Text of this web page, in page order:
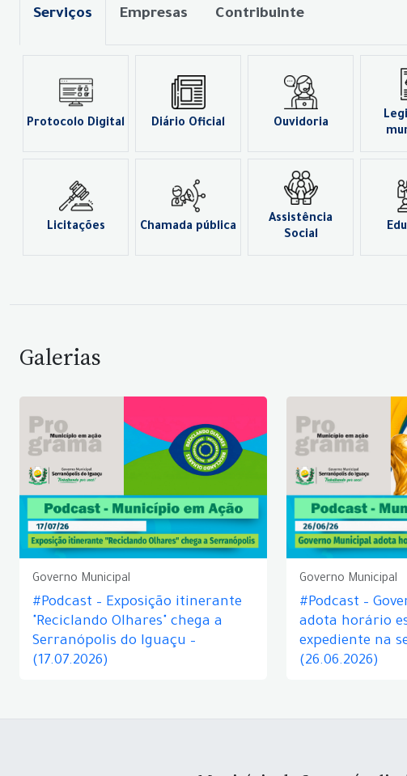
Serviços Empresas Contribuinte
Protocolo Digital Diário Oficial Ouvidoria
Licitações Chamada pública
Assistência
Social
Galerias
Governo Municipal
#Podcast – Exposição itinerante
"Reciclando Olhares" chega a
Serranópolis do Iguaçu –
(17.07.2026)
Governo Municipal
#Podcast –
adota horário
expediente na
(26.06.2026)